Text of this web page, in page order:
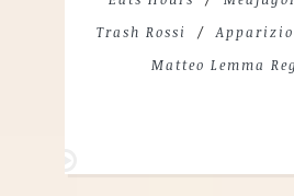
Trash Rossi
Matteo Lemma